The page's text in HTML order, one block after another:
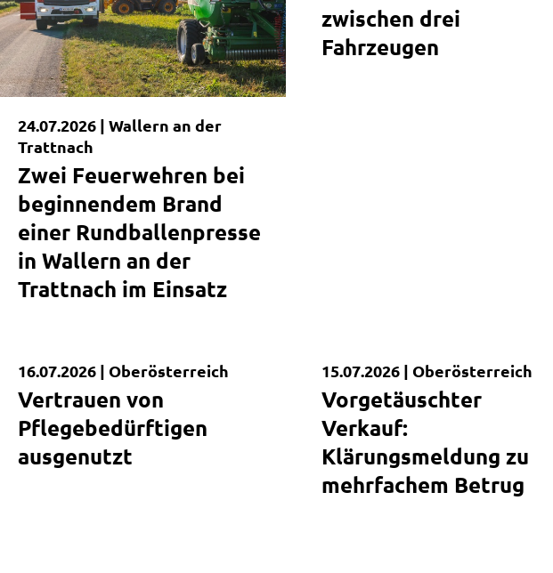
24.07.2026 | Wallern an der
Trattnach
Zwei Feuerwehren bei
beginnendem Brand
einer Rundballenpresse
in Wallern an der
Trattnach im Einsatz
zwischen drei
Fahrzeugen
Kurzmeldung
16.07.2026 | Oberösterreich
Vertrauen von
Pflegebedürftigen
ausgenutzt
Kurzmeldung
15.07.2026 | Oberösterreich
Vorgetäuschter
Verkauf:
Klärungsmeldung zu
mehrfachem Betrug